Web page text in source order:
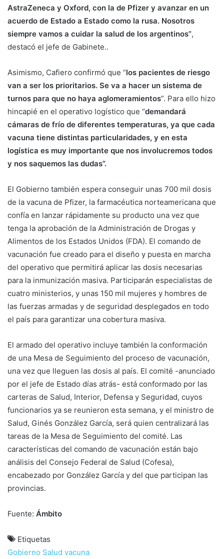
AstraZeneca y Oxford, con la de Pfizer y avanzar en un
acuerdo de Estado a Estado como la rusa. Nosotros
siempre vamos a cuidar la salud de los argentinos”,
destacó el jefe de Gabinete..
Asimismo, Cafiero confirmó que “los pacientes de riesgo
van a ser los prioritarios. Se va a hacer un sistema de
turnos para que no haya aglomeramientos”. Para ello hizo
hincapié en el operativo logístico que “demandará
cámaras de frío de diferentes temperaturas, ya que cada
vacuna tiene distintas particularidades, y en esta
logística es muy importante que nos involucremos todos
y nos saquemos las dudas”.
El Gobierno también espera conseguir unas 700 mil dosis
de la vacuna de Pfizer, la farmacéutica norteamericana que
confía en lanzar rápidamente su producto una vez que
tenga la aprobación de la Administración de Drogas y
Alimentos de los Estados Unidos (FDA). El comando de
vacunación fue creado para el diseño y puesta en marcha
del operativo que permitirá aplicar las dosis necesarias
para la inmunización masiva. Participarán especialistas de
cuatro ministerios, y unas 150 mil mujeres y hombres de
las fuerzas armadas y de seguridad desplegados en todo
el país para garantizar una cobertura masiva.
El armado del operativo incluye también la conformación
de una Mesa de Seguimiento del proceso de vacunación,
una vez que lleguen las dosis al país. El comité -anunciado
por el jefe de Estado días atrás- está conformado por las
carteras de Salud, Interior, Defensa y Seguridad, cuyos
funcionarios ya se reunieron esta semana, y el ministro de
Salud, Ginés González García, será quien centralizará las
tareas de la Mesa de Seguimiento del comité. Las
características del comando de vacunación están bajo
análisis del Consejo Federal de Salud (Cofesa),
encabezado por González García y del que participan las
provincias.
Fuente: Ámbito
Etiquetas
Gobierno Salud vacuna